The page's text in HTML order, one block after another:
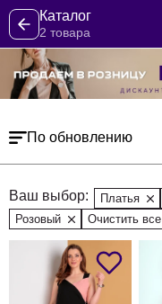
Каталог
2 товара
По обновлению
Ваш выбор: Платья
Розовый
Очистить все